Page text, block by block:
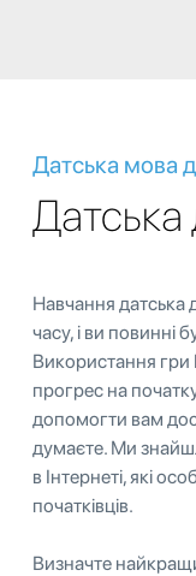
Датська мова
Датська
Навчання датська
часу, і ви повинні
Використання
прогрес на
допомогти вам
думаєте. Ми
в Інтернеті, які
початківців.
Визначте